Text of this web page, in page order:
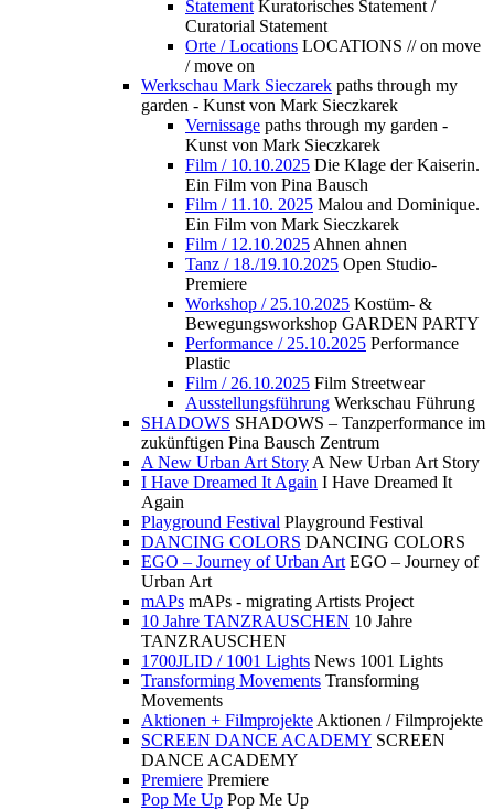
Statement Kuratorisches Statement /
Curatorial Statement
Orte / Locations LOCATIONS // on move
/ move on
Werkschau Mark Sieczarek paths through my
garden - Kunst von Mark Sieczkarek
Vernissage paths through my garden -
Kunst von Mark Sieczkarek
Film / 10.10.2025 Die Klage der Kaiserin.
Ein Film von Pina Bausch
Film / 11.10. 2025 Malou and Dominique.
Ein Film von Mark Sieczkarek
Film / 12.10.2025 Ahnen ahnen
Tanz / 18./19.10.2025 Open Studio-
Premiere
Workshop / 25.10.2025 Kostüm- &
Bewegungsworkshop GARDEN PARTY
Performance / 25.10.2025 Performance
Plastic
Film / 26.10.2025 Film Streetwear
Ausstellungsführung Werkschau Führung
SHADOWS SHADOWS – Tanzperformance im
zukünftigen Pina Bausch Zentrum
A New Urban Art Story A New Urban Art Story
I Have Dreamed It Again I Have Dreamed It
Again
Playground Festival Playground Festival
DANCING COLORS DANCING COLORS
EGO – Journey of Urban Art EGO – Journey of
Urban Art
mAPs mAPs - migrating Artists Project
10 Jahre TANZRAUSCHEN 10 Jahre
TANZRAUSCHEN
1700JLID / 1001 Lights News 1001 Lights
Transforming Movements Transforming
Movements
Aktionen + Filmprojekte Aktionen / Filmprojekte
SCREEN DANCE ACADEMY SCREEN
DANCE ACADEMY
Premiere Premiere
Pop Me Up Pop Me Up